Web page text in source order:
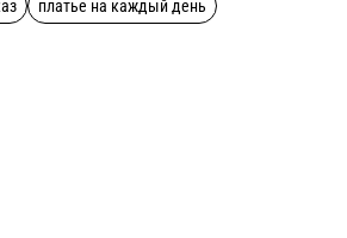
платье на каждый день